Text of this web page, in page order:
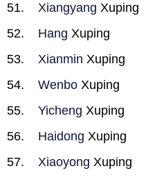
Xiangyang Xuping
Hang Xuping
Xianmin Xuping
Wenbo Xuping
Yicheng Xuping
Haidong Xuping
Xiaoyong Xuping